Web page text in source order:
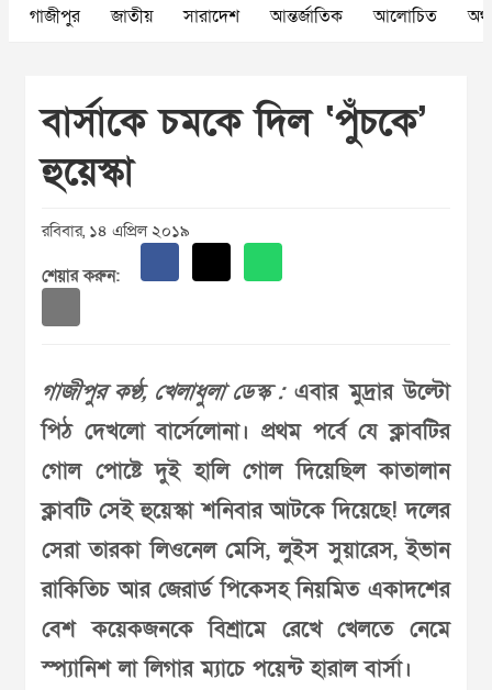
গাজীপুর জাতীয় সারাদেশ আন্তর্জাতিক আলোচিত
বার্সাকে চমকে দিল ‘পুঁচকে’
হুয়েস্কা
রবিবার, ১৪ এপ্রিল ২০১৯
শেয়ার করুন:
গাজীপুর কণ্ঠ, খেলাধুলা ডেস্ক :এবার মুদ্রার উল্টো
পিঠ দেখলো বার্সেলোনা। প্রথম পর্বে যে ক্লাবটির
গোল পোষ্টে দুই হালি গোল দিয়েছিল কাতালান
ক্লাবটি সেই হুয়েস্কা শনিবার আটকে দিয়েছে! দলের
সেরা তারকা লিওনেল মেসি, লুইস সুয়ারেস, ইভান
রাকিতিচ আর জেরার্ড পিকেসহ নিয়মিত একাদশের
বেশ কয়েকজনকে বিশ্রামে রেখে খেলতে নেমে
স্প্যানিশ লা লিগার ম্যাচে পয়েন্ট হারাল বার্সা।